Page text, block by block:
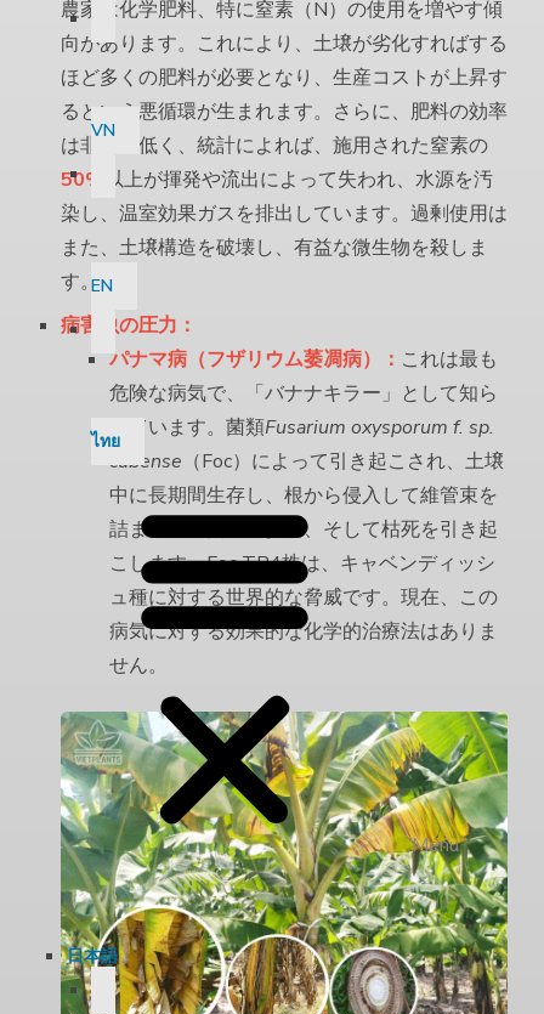
VN
EN
ไทย
Menu
日本語
農家は化学肥料、特に窒素（N）の使用を増やす傾
向があります。これにより、土壌が劣化すればする
ほど多くの肥料が必要となり、生産コストが上昇す
るという悪循環が生まれます。さらに、肥料の効率
は非常に低く、統計によれば、施用された窒素の
50%
以上が揮発や流出によって失われ、水源を汚
染し、温室効果ガスを排出しています。過剰使用は
また、土壌構造を破壊し、有益な微生物を殺しま
す。
病害虫の圧力：
パナマ病（フザリウム萎凋病）： これは最も
危険な病気で、「バナナキラー」として知ら
れています。菌類Fusarium oxysporum f. sp.
cubense （Foc）によって引き起こされ、土壌
中に長期間生存し、根から侵入して維管束を
詰まらせ、黄化、萎凋、そして枯死を引き起
こします。Foc TR4株は、キャベンディッシ
ュ種に対する世界的な脅威です。現在、この
病気に対する効果的な化学的治療法はありま
せん。